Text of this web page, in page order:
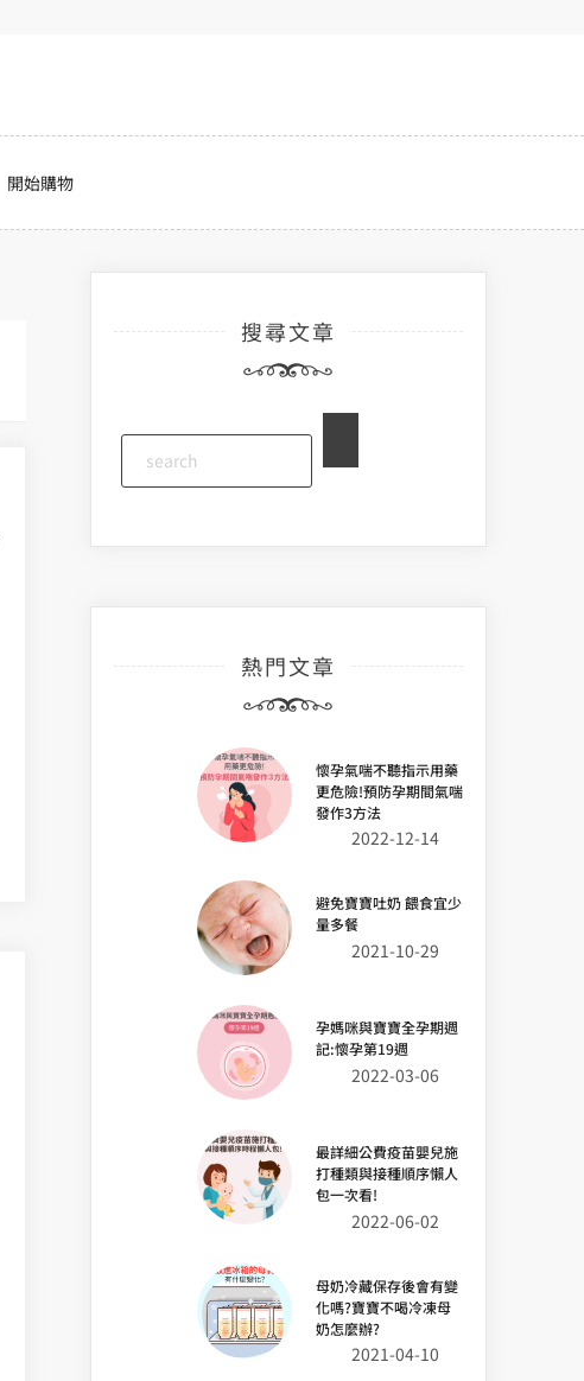
開始購物
搜尋文章
熱門文章
懷孕氣喘不聽指示用藥
更危險!預防孕期間氣喘
發作3方法
2022-12-14
避免寶寶吐奶 餵食宜少
量多餐
2021-10-29
孕媽咪與寶寶全孕期週
記:懷孕第19週
2022-03-06
最詳細公費疫苗嬰兒施
打種類與接種順序懶人
包一次看!
2022-06-02
母奶冷藏保存後會有變
化嗎?寶寶不喝冷凍母
奶怎麼辦?
2021-04-10